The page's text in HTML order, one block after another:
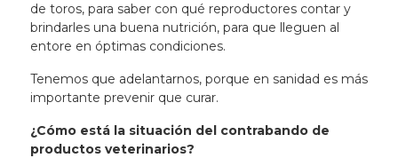
de toros, para saber con qué reproductores contar y
brindarles una buena nutrición, para que lleguen al
entore en óptimas condiciones.
Tenemos que adelantarnos, porque en sanidad es más
importante prevenir que curar.
¿Cómo está la situación del contrabando de
productos veterinarios?